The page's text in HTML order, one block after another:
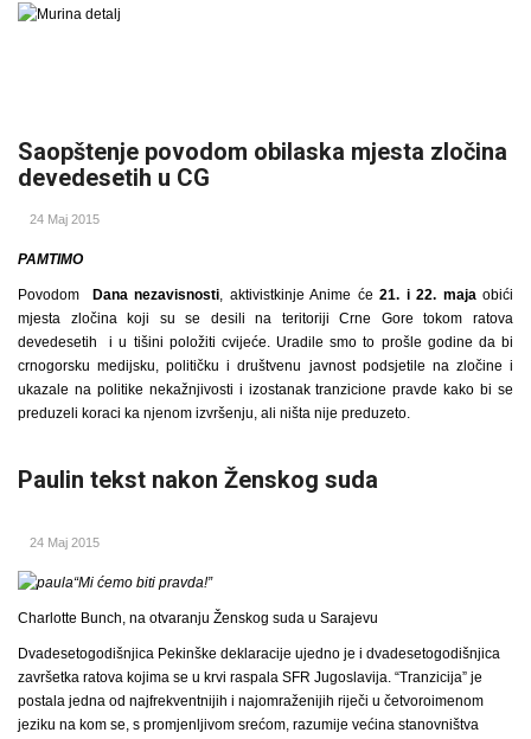
Saopštenje povodom obilaska mjesta zločina
devedesetih u CG
24 Maj 2015
PAMTIMO
Povodom Dana nezavisnosti , aktivistkinje Anime će21. i 22. maja obići
mjesta zločina koji su se desili na teritoriji Crne Gore tokom ratova
devedesetih i u tišini položiti cvijeće. Uradile smo to prošle godine da bi
crnogorsku medijsku, političku i društvenu javnost podsjetile na zločine i
ukazale na politike nekažnjivosti i izostanak tranzicione pravde kako bi se
preduzeli koraci ka njenom izvršenju, ali ništa nije preduzeto.
Paulin tekst nakon Ženskog suda
24 Maj 2015
“Mi ćemo biti pravda!”
Charlotte Bunch, na otvaranju Ženskog suda u Sarajevu
Dvadesetogodišnjica Pekinške deklaracije ujedno je i dvadesetogodišnjica
završetka ratova kojima se u krvi raspala SFR Jugoslavija. “Tranzicija” je
postala jedna od najfrekventnijih i najomraženijih riječi u četvoroimenom
jeziku na kom se, s promjenljivom srećom, razumije većina stanovništva